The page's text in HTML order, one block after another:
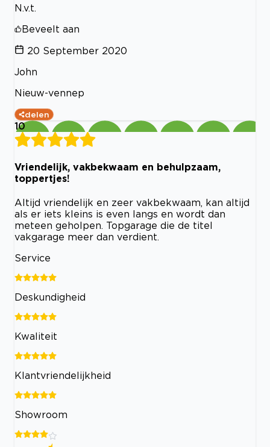
N.v.t.
Beveelt aan
20 September 2020
John
Nieuw-vennep
delen
10
Vriendelijk, vakbekwaam en behulpzaam,
toppertjes!
Altijd vriendelijk en zeer vakbekwaam, kan altijd
als er iets kleins is even langs en wordt dan
meteen geholpen. Topgarage die de titel
vakgarage meer dan verdient.
Service
Deskundigheid
Kwaliteit
Klantvriendelijkheid
Showroom